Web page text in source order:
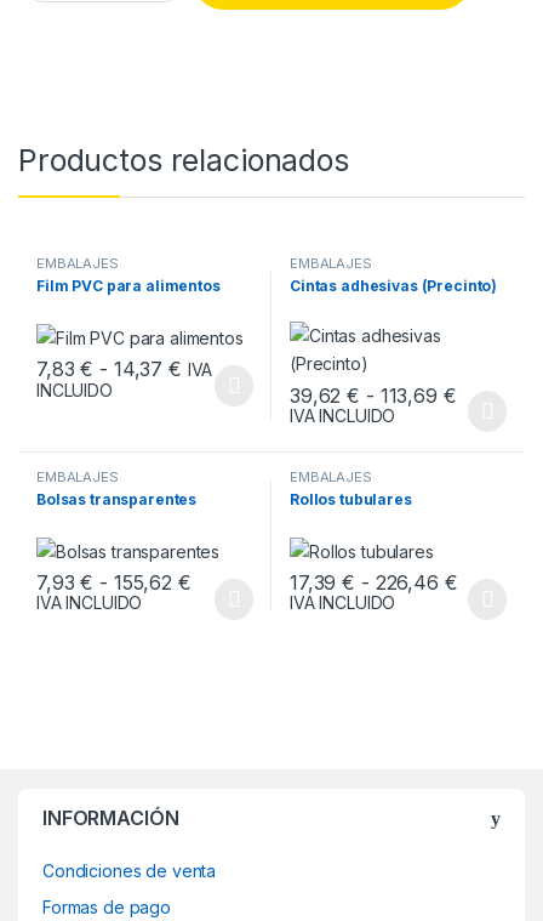
Productos relacionados
EMBALAJES
Film PVC para alimentos
7,83€ - 14,37 €Rango de precios: desde 7,83 € hasta
IVA
INCLUIDO
Este producto tiene múltiples variantes. Las opciones se
EMBALAJES
Cintas adhesivas (Precinto)
39,62€ - 113,69 €Rango
IVA INCLUIDO
Este producto tiene múltiples
EMBALAJES
Bolsas transparentes
7,93€ - 155,62 €Rango de precios: desde 7,93 € hasta
IVA INCLUIDO
Este producto tiene múltiples variantes. Las opciones se
EMBALAJES
Rollos tubulares
17,39€ - 226,46 €Rango
IVA INCLUIDO
Este producto tiene múltiples
INFORMACIÓN
Condiciones de venta
Formas de pago